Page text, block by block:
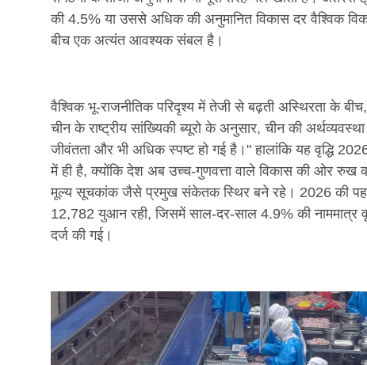
की 4.5% या उससे अधिक की अनुमानित विकास दर वैश्विक
बीच एक अत्यंत आवश्यक संबल है।
वैश्विक भू-राजनीतिक परिदृश्य में तेजी से बढ़ती अस्थिरता के
चीन के राष्ट्रीय सांख्यिकी ब्यूरो के अनुसार, चीन की
जीवंतता और भी अधिक स्पष्ट हो गई है।" हालांकि यह वृद्धि
में ही है, क्योंकि देश अब उच्च-गुणवत्ता वाले विकास की ओर रुख
मूल्य सूचकांक जैसे प्रमुख संकेतक स्थिर बने रहे। 2026 की पहली
12,782 युआन रही, जिसमें साल-दर-साल 4.9% की नाममात्र
दर्ज की गई।